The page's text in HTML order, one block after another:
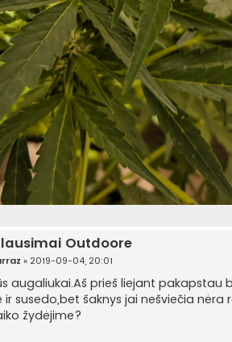
Outdoore
» 2019-09-04, 20:01
augaliukai.Aš prieš liejant pakapstau
susedo,bet šaknys jai nešviečia nėra
žydėjime?